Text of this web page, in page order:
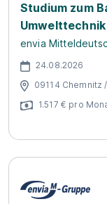
Studium zum
envia
24.08.2026
09114 Chemnitz
1.517 € pro